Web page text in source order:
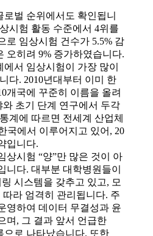
벌 순위에서도 확인됩니
시험 활동 수준에서 4위를
로 임상시험 건수가 5.5% 감
오히려 9% 증가하였습니다.
서 임상시험이 가장 많이
다. 2010년대부터 이미 한
개국에 꾸준히 이름을 올려
초기 단계 연구에서 두각
계에 따르면 전세계 산업체
국에서 이루어지고 있어, 20
입니다.
상시험 “양”만 많은 것이 아
니다. 대부분 대학병원들이
시스템을 갖추고 있고, 모
라 엄격히 관리됩니다. 주
영하여 데이터 무결성과 윤
며, 그 결과 앞서 언급한
으로 나타났습니다. 또한